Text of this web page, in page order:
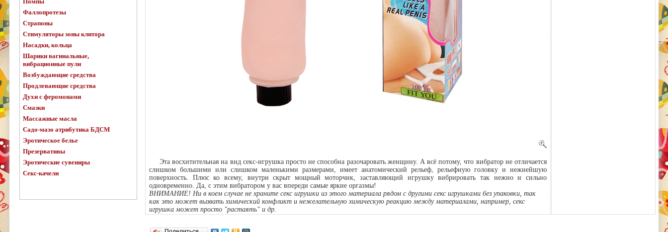
Фаллопротезы
Страпоны
Стимуляторы зоны клитора
Насадки, кольца
Шарики вагинальные,
вибрационные пули
Возбуждающие средства
Продлевающие средства
Духи с феромонами
Смазки
Массажные масла
Садо-мазо атрибутика БДСМ
Эротическое белье
Презервативы
Эротические сувениры
Секс-качели
Эта восхитительная на вид секс-игрушка просто не способна разочаровать женщину. А всё потому, что вибратор не отличается
слишком большими или слишком маленькими размерами, имеет анатомический рельеф, рельефную головку и нежнейшую
поверхность. Плюс ко всему, внутри скрыт мощный моторчик, заставляющий игрушку вибрировать так нежно и сильно
одновременно. Да, с этим вибратором у вас впереди самые яркие оргазмы!
ВНИМАНИЕ! Ни в коем случае не храните секс игрушки из этого материала рядом с другими секс игрушками без упаковки, так
как это может вызвать химический конфликт и нежелательную химическую реакцию между материалами, например, секс
игрушка может просто "растаять" и др.